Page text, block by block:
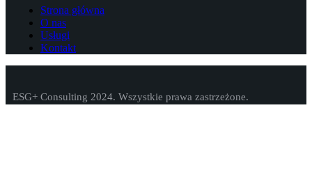
Strona główna
O nas
Usługi
Kontakt
ESG+ Consulting 2024. Wszystkie prawa zastrzeżone.